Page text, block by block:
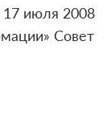
17 июля 2008
Совет